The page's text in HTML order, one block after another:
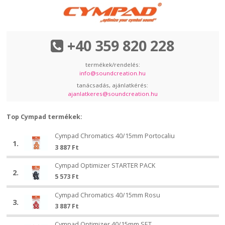
+40 359 820 228
termékek/rendelés:
info@soundcreation.hu
tanácsadás, ajánlatkérés:
ajanlatkeres@soundcreation.hu
Top Cympad termékek:
Chromatics
40/15mm
Portocaliu
1.
Cympad
Chromatics
40/15mm
Portocaliu
Cympad Chromatics 40/15mm Portocaliu
3 887 Ft
Optimizer
STARTER
2.
Cympad
Optimizer
STARTER
PACK
Cympad Optimizer STARTER PACK
5 573 Ft
Chromatics
40/15mm
3.
Cympad
Chromatics
40/15mm
Cympad Chromatics 40/15mm Rosu
3 887 Ft